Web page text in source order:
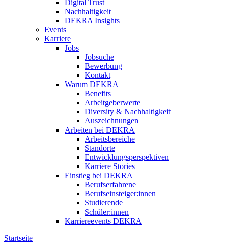
Digital Trust
Nachhaltigkeit
DEKRA Insights
Events
Karriere
Jobs
Jobsuche
Bewerbung
Kontakt
Warum DEKRA
Benefits
Arbeitgeberwerte
Diversity & Nachhaltigkeit
Auszeichnungen
Arbeiten bei DEKRA
Arbeitsbereiche
Standorte
Entwicklungsperspektiven
Karriere Stories
Einstieg bei DEKRA
Berufserfahrene
Berufseinsteiger:innen
Studierende
Schüler:innen
Karriereevents DEKRA
Startseite